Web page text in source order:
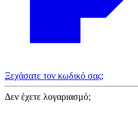
Ξεχάσατε τον κωδικό σας;
Δεν έχετε λογαριασμό;